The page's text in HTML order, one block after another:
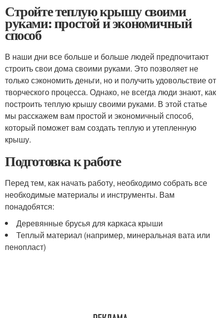
Стройте теплую крышу своими
руками: простой и экономичный
способ
В наши дни все больше и больше людей предпочитают
строить свои дома своими руками. Это позволяет не
только сэкономить деньги, но и получить удовольствие от
творческого процесса. Однако, не всегда люди знают, как
построить теплую крышу своими руками. В этой статье
мы расскажем вам простой и экономичный способ,
который поможет вам создать теплую и утепленную
крышу.
Подготовка к работе
Перед тем, как начать работу, необходимо собрать все
необходимые материалы и инструменты. Вам
понадобятся:
Деревянные брусья для каркаса крыши
Теплый материал (например, минеральная вата или
пенопласт)